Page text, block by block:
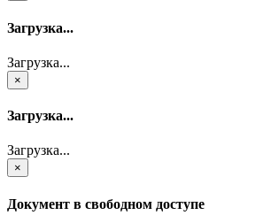
Загрузка...
Загрузка...
×
Загрузка...
Загрузка...
×
Документ в свободном доступе